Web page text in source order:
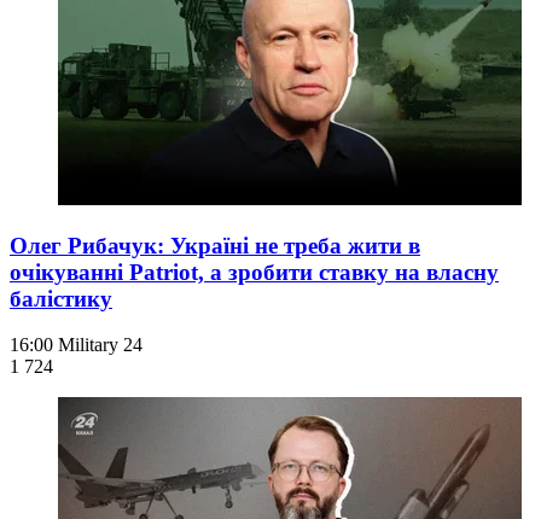
Олег Рибачук: Україні не треба жити в
очікуванні Patriot, а зробити ставку на власну
балістику
16:00 Military 24
1 724